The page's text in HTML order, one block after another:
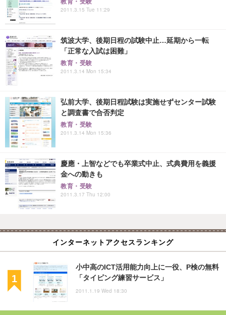
2011.3.15 Tue 11:29
筑波大学、後期日程の試験中止…延期から一転
「正常な入試は困難」
教育・受験
2011.3.14 Mon 15:34
弘前大学、後期日程試験は実施せずセンター試験
と調査書で合否判定
教育・受験
2011.3.14 Mon 15:36
慶應・上智などでも卒業式中止、式典費用を義援
金への動きも
教育・受験
2011.3.17 Thu 12:00
インターネットアクセスランキング
小中高のICT活用能力向上に一役、P検の無料
「タイピング練習サービス」
2011.1.19 Wed 18:30